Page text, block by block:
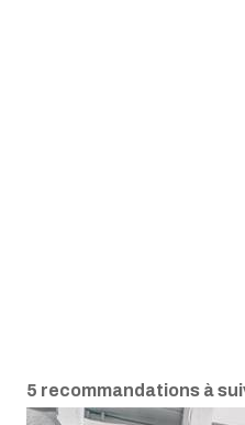
5 recommandations à